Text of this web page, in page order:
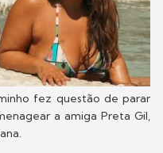
fez questão de parar
a amiga Preta Gil,